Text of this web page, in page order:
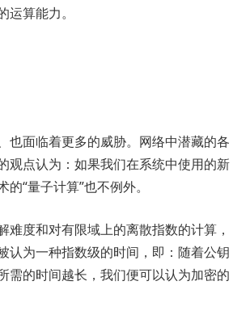
算能力。
也面临着更多的威胁。网络中潜藏的各
观点认为：如果我们在系统中使用的新
“量子计算”也不例外。
度和对有限域上的离散指数的计算，
认为一种指数级的时间，即：随着公钥
需的时间越长，我们便可以认为加密的